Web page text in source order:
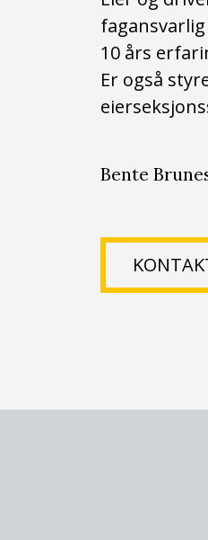
10 års
Er også
Bente